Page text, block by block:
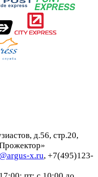
д.56, стр.20,
x.ru, +7(495)123-